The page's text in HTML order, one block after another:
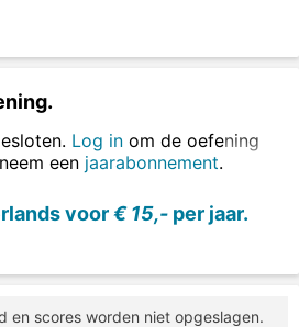
Log in om de oefening
een jaarabonnement.
voor€ 15,- per jaar.
en scores worden niet opgeslagen.